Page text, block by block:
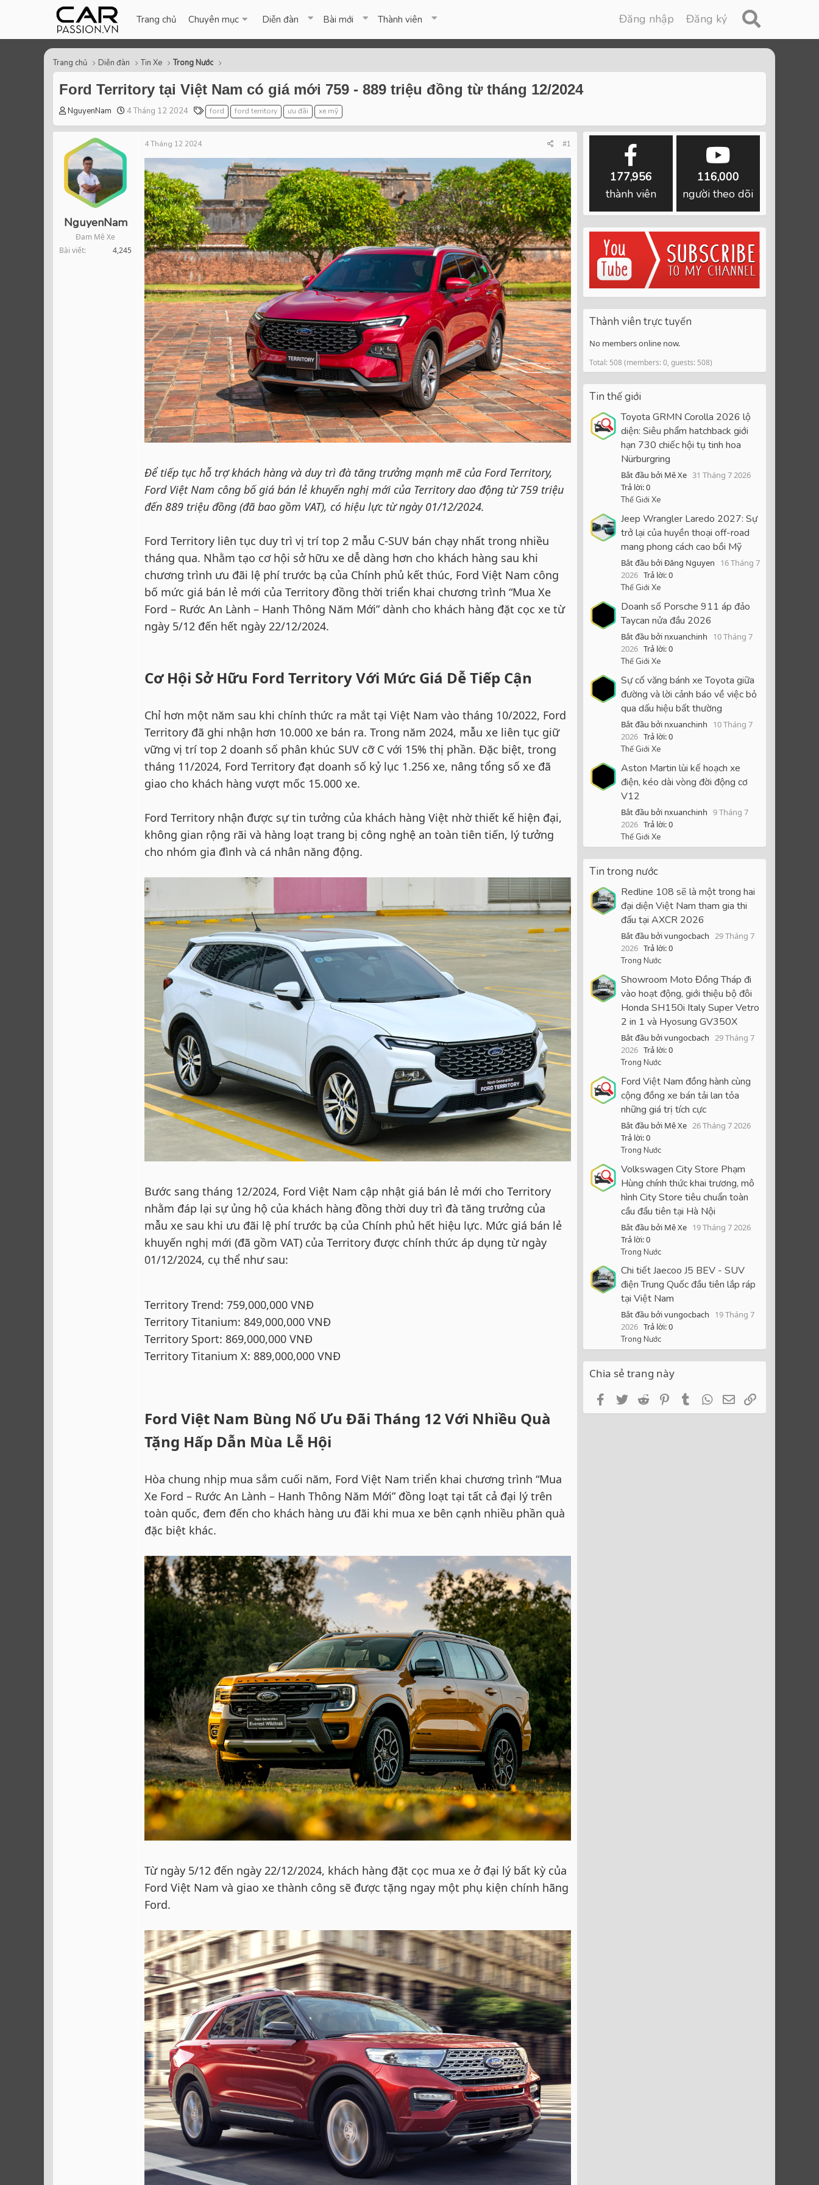
Trang chủ Chuyên mục Diễn đàn Bài mới Thành viên Đăng nhập Đăng ký
Trang chủ Diễn đàn Tin Xe Trong Nước
Ford Territory tại Việt Nam có giá mới 759 - 889 triệu đồng từ tháng 12/2024
T
r
a
d
s
t
r
r
NguyenNam
S
a
t
4 Tháng 12 2024
T
a
g
ford ford territory ưu đãi xe mỹ
NguyenNam
Đam Mê Xe
Bài viết
4,245
4 Tháng 12 2024 #1
Để tiếp tục hỗ trợ khách hàng và duy trì đà tăng trưởng mạnh mẽ của Ford Territory,
Ford Việt Nam công bố giá bán lẻ khuyến nghị mới của Territory dao động từ 759 triệu
đến 889 triệu đồng (đã bao gồm VAT), có hiệu lực từ ngày 01/12/2024.
Ford Territory liên tục duy trì vị trí top 2 mẫu C-SUV bán chạy nhất trong nhiều
tháng qua. Nhằm tạo cơ hội sở hữu xe dễ dàng hơn cho khách hàng sau khi
chương trình ưu đãi lệ phí trước bạ của Chính phủ kết thúc, Ford Việt Nam công
bố mức giá bán lẻ mới của Territory đồng thời triển khai chương trình “Mua Xe
Ford – Rước An Lành – Hanh Thông Năm Mới” dành cho khách hàng đặt cọc xe từ
ngày 5/12 đến hết ngày 22/12/2024.
Cơ Hội Sở Hữu Ford Territory Với Mức Giá Dễ Tiếp Cận
Chỉ hơn một năm sau khi chính thức ra mắt tại Việt Nam vào tháng 10/2022, Ford
Territory đã ghi nhận hơn 10.000 xe bán ra. Trong năm 2024, mẫu xe liên tục giữ
vững vị trí top 2 doanh số phân khúc SUV cỡ C với 15% thị phần. Đặc biệt, trong
tháng 11/2024, Ford Territory đạt doanh số kỷ lục 1.256 xe, nâng tổng số xe đã
giao cho khách hàng vượt mốc 15.000 xe.
Ford Territory nhận được sự tin tưởng của khách hàng Việt nhờ thiết kế hiện đại,
không gian rộng rãi và hàng loạt trang bị công nghệ an toàn tiên tiến, lý tưởng
cho nhóm gia đình và cá nhân năng động.
Bước sang tháng 12/2024, Ford Việt Nam cập nhật giá bán lẻ mới cho Territory
nhằm đáp lại sự ủng hộ của khách hàng đồng thời duy trì đà tăng trưởng của
mẫu xe sau khi ưu đãi lệ phí trước bạ của Chính phủ hết hiệu lực. Mức giá bán lẻ
khuyến nghị mới (đã gồm VAT) của Territory được chính thức áp dụng từ ngày
01/12/2024, cụ thể như sau:
Territory Trend: 759,000,000 VNĐ
Territory Titanium: 849,000,000 VNĐ
Territory Sport: 869,000,000 VNĐ
Territory Titanium X: 889,000,000 VNĐ
Ford Việt Nam Bùng Nổ Ưu Đãi Tháng 12 Với Nhiều Quà
Tặng Hấp Dẫn Mùa Lễ Hội
Hòa chung nhịp mua sắm cuối năm, Ford Việt Nam triển khai chương trình “Mua
Xe Ford – Rước An Lành – Hanh Thông Năm Mới” đồng loạt tại tất cả đại lý trên
toàn quốc, đem đến cho khách hàng ưu đãi khi mua xe bên cạnh nhiều phần quà
đặc biệt khác.
Từ ngày 5/12 đến ngày 22/12/2024, khách hàng đặt cọc mua xe ở đại lý bất kỳ của
Ford Việt Nam và giao xe thành công sẽ được tặng ngay một phụ kiện chính hãng
Ford.
177,956
thành viên
116,000
người theo dõi
Thành viên trực tuyến
No members online now.
Total: 508 (members: 0, guests: 508)
Tin thế giới
Toyota GRMN Corolla 2026 lộ
diện: Siêu phẩm hatchback giới
hạn 730 chiếc hội tụ tinh hoa
Nürburgring
Bắt đầu bởi Mê Xe 31 Tháng 7 2026
Trả lời: 0
Thế Giới Xe
Jeep Wrangler Laredo 2027: Sự
trở lại của huyền thoại off-road
mang phong cách cao bồi Mỹ
Bắt đầu bởi Đăng Nguyen
16 Tháng 7
2026 Trả lời: 0
Thế Giới Xe
Doanh số Porsche 911 áp đảo
Taycan nửa đầu 2026
Bắt đầu bởi nxuanchinh
10 Tháng 7
2026 Trả lời: 0
Thế Giới Xe
Sự cố văng bánh xe Toyota giữa
đường và lời cảnh báo về việc bỏ
qua dấu hiệu bất thường
Bắt đầu bởi nxuanchinh
10 Tháng 7
2026 Trả lời: 0
Thế Giới Xe
Aston Martin lùi kế hoạch xe
điện, kéo dài vòng đời động cơ
V12
Bắt đầu bởi nxuanchinh 9 Tháng 7
2026 Trả lời: 0
Thế Giới Xe
Tin trong nước
Redline 108 sẽ là một trong hai
đại diện Việt Nam tham gia thi
đấu tại AXCR 2026
Bắt đầu bởi vungocbach 29 Tháng 7
2026 Trả lời: 0
Trong Nước
Showroom Moto Đồng Tháp đi
vào hoạt động, giới thiệu bộ đôi
Honda SH150i Italy Super Vetro
2 in 1 và Hyosung GV350X
Bắt đầu bởi vungocbach 29 Tháng 7
2026 Trả lời: 0
Trong Nước
Ford Việt Nam đồng hành cùng
cộng đồng xe bán tải lan tỏa
những giá trị tích cực
Bắt đầu bởi Mê Xe 26 Tháng 7 2026
Trả lời: 0
Trong Nước
Volkswagen City Store Phạm
Hùng chính thức khai trương, mô
hình City Store tiêu chuẩn toàn
cầu đầu tiên tại Hà Nội
Bắt đầu bởi Mê Xe 19 Tháng 7 2026
Trả lời: 0
Trong Nước
Chi tiết Jaecoo J5 BEV - SUV
điện Trung Quốc đầu tiên lắp ráp
tại Việt Nam
Bắt đầu bởi vungocbach
19 Tháng 7
2026 Trả lời: 0
Trong Nước
Chia sẻ trang này
FacebookTwitterRedditPinterestTumblrWhatsApp
Email